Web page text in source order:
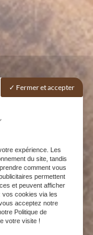
Fermer et accepter
expérience. Les
du site, tandis
comment vous
permettent
et peuvent afficher
vos cookies via les
acceptez notre
Politique de
votre visite !